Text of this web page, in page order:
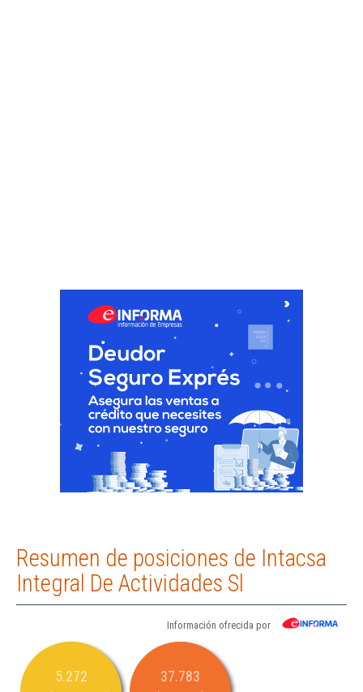
Resumen de posiciones de Intacsa
Integral De Actividades Sl
Información ofrecida por
5.272 37.783